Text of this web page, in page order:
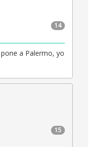
14
a Palermo, yo
15